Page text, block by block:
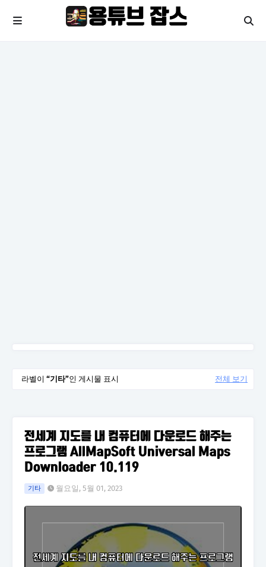
라벨이 기타 인 게시물 표시 전체 보기
전세계 지도를 내 컴퓨터에 다운로드 해주는
프로그램 AllMapSoft Universal Maps
Downloader 10.119
기타 월요일, 5월 01, 2023